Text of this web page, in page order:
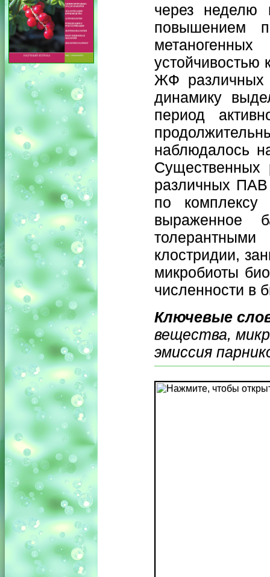
через неделю
повышением
устойчивостью
ЖФ различных
динамику
период
наблюдалось
Существенных
различных
по комплексу
выраженное
клостридии,
микробиоты
численности в
Ключевые
вещества,
эмиссия